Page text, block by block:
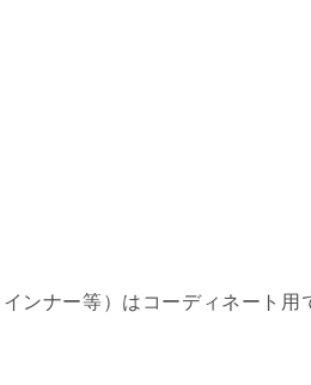
ンナー等）はコーディネート用